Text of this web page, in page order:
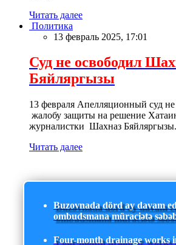
Читать далее
Политика
13 февраль 2025, 17:01
Суд не освободил
Бяйляргызы
13 февраля Апелляционный суд не
жалобу защиты на решение
журналистки Шахназ Бяйляргызы.
Читать далее
Buzovnada dörd ay davam
ombudsmana müraciətə
Four-month drainage works